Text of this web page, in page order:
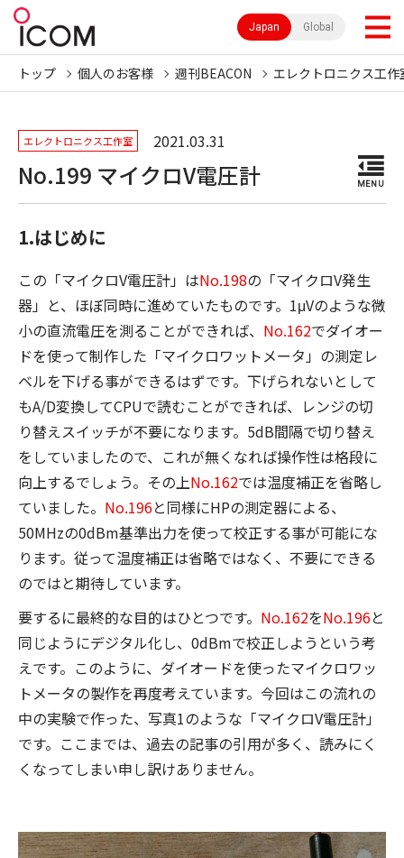
Japan Global
トップ 個人のお客様 週刊BEACON エレクトロニクス工作
エレクトロニクス工作室 2021.03.31
No.199 マイクロV電圧計 MENU
1.はじめに
この「マイクロV電圧計」はNo.198の「マイクロV発生
器」と、ほぼ同時に進めていたものです。1μVのような微
小の直流電圧を測ることができれば、 No.162でダイオー
ドを使って制作した「マイクロワットメータ」の測定レ
ベルを下げる事ができるはずです。下げられないとして
もA/D変換してCPUで読むことができれば、レンジの切
り替えスイッチが不要になります。5dB間隔で切り替え
をしていましたので、これが無くなれば操作性は格段に
向上するでしょう。その上No.162では温度補正を省略し
ていました。 No.196と同様にHPの測定器による、
50MHzの0dBm基準出力を使って校正する事が可能にな
ります。従って温度補正は省略ではなく、不要にできる
のではと期待しています。
要するに最終的な目的はひとつです。 No.162をNo.196と
同じようにデジタル化し、0dBmで校正しようという考
えです。このように、ダイオードを使ったマイクロワッ
トメータの製作を再度考えています。今回はこの流れの
中の実験で作った、写真1のような「マイクロV電圧計」
です。ここまでは、過去の記事の引用が多く、読みにく
くなってしまい申し訳けありません。